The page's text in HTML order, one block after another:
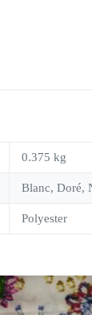
0.375 kg
Blanc, Doré,
Polyester